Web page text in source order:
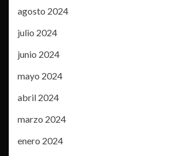
agosto 2024
julio 2024
junio 2024
mayo 2024
abril 2024
marzo 2024
enero 2024